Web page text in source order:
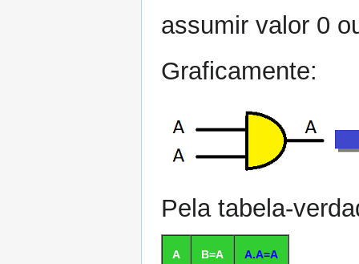
assumir valor 0
Graficamente:
Pela tabela-
A B=A A.A=A